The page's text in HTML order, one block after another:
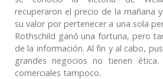
recuperaron el precio de la mañana
su valor por pertenecer a una sola
Rothschild ganó una fortuna, pero
de la información. Al fin y al cabo,
grandes negocios no tienen
comerciales tampoco.